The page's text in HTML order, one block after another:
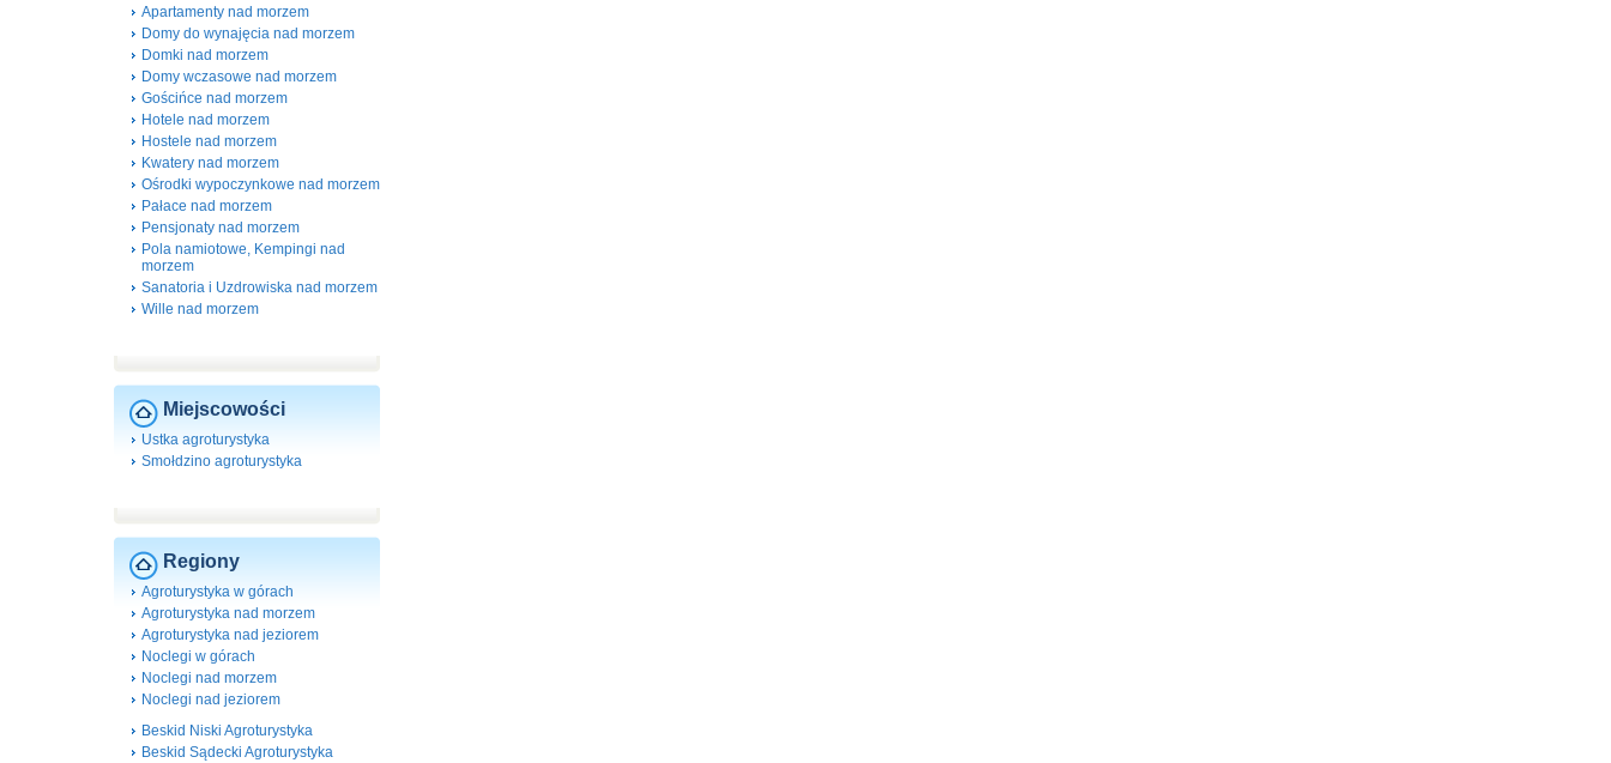
Apartamenty nad morzem
Domy do wynajęcia nad morzem
Domki nad morzem
Domy wczasowe nad morzem
Gościńce nad morzem
Hotele nad morzem
Hostele nad morzem
Kwatery nad morzem
Ośrodki wypoczynkowe nad morzem
Pałace nad morzem
Pensjonaty nad morzem
Pola namiotowe, Kempingi nad
morzem
Sanatoria i Uzdrowiska nad morzem
Wille nad morzem
Miejscowości
Ustka agroturystyka
Smołdzino agroturystyka
Regiony
Agroturystyka w górach
Agroturystyka nad morzem
Agroturystyka nad jeziorem
Noclegi w górach
Noclegi nad morzem
Noclegi nad jeziorem
Beskid Niski Agroturystyka
Beskid Sądecki Agroturystyka